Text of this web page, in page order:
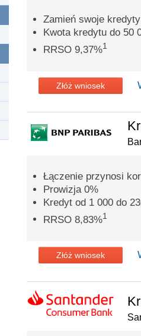
Zamień swoje
Kwota kredytu do 50
RRSO 9,37%1
Złóż wniosek
Łączenie przynosi
Prowizja 0%
Kredyt od 1 000 do
RRSO 8,83%1
Złóż wniosek